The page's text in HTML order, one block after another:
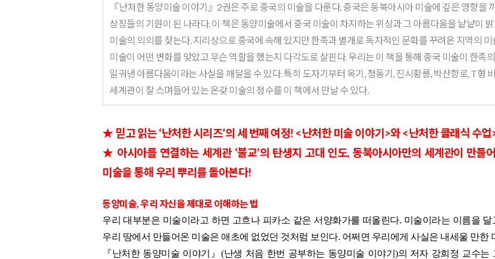
『난처한 동양미술 이야기』2권은 주로 중국의 미술을 다룬다. 중국은 동북아시아 미술에 깊은 영향을
상징들의 기원이 된 나라다. 이 책은 동양미술에서 중국 미술이 차지하는 위상과 그 아름다움을 낱낱이
미술의 의의를 찾는다. 지리상으로 중국에 속해 있지만 한족과 별개로 독자적인 문화를 꾸려온 지역의
미술이 어떤 변화를 맞았고 무슨 역할을 했는지 다각도로 살핀다. 우리는 이 책을 통해 중국 미술이 한족
일궈낸 아름다움이라는 사실을 깨달을 수 있다. 특히 도자기부터 옥기, 청동기, 진시황릉, 박산향로, T형
세계관이 잘 스며들어 있는 온갖 미술의 정수를 이 책에서 만날 수 있다.
★ 믿고 읽는 ‘난처한 시리즈’의 세 번째 여정! <난처한 미술 이야기>와 <난처한 클래식 수
★ 아시아를 연결하는 세계관 ‘불교’의 탄생지 고대 인도, 동북아시아만의 세계관이 만
미술을 통해 우리 뿌리를 돌아본다!
동양미술, 우리 자신을 제대로 이해하는 법
우리 대부분은 미술이라고 하면 고흐나 피카소 같은 서양화가를 떠올린다. 미술이라는 이름을
우리 땅에서 만들어온 미술은 애초에 없었던 것처럼 보인다. 어쩌면 우리에게 사실은 내세울 만한
『난처한 동양미술 이야기』(난생 처음 한번 공부하는 동양미술 이야기)의 저자 강희정 교수